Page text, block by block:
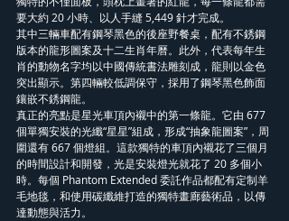
要大約 20 小時、以人手縫 5,449 針才完成。
其中三輛車配有鋼琴黑色的後座野餐桌，配有不銹鋼
版本的龍形圖案及十二生肖年曆。此外，代表每年生
肖的動物名字均以中國傳統書法雕刻成，龍則以金色
突出顯示。第四輛較低調保守，採用了鋼琴黑色飾面
鑲嵌不銹鋼龍。
真正的亮點是星光車頂內襯中的第一條龍。它由 677
個單獨安裝的光纖“星星”組成，形成“抽象龍圖案”，周
圍還有 667 個燈組。這款獨特的車頂內襯花了三個月
的時間設計和開發，光是安裝燈光就花了 20 多個小
時。每個 Phantom Extended 委託作品都配有定制羊
毛地毯，和使用碳纖維打造的獨特畫廊藝術品，以傳
達動態與活力。